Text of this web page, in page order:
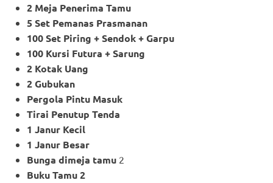
2 Meja Penerima Tamu
5 Set Pemanas Prasmanan
100 Set Piring + Sendok + Garpu
100 Kursi Futura + Sarung
2 Kotak Uang
2 Gubukan
Pergola Pintu Masuk
Tirai Penutup Tenda
1 Janur Kecil
1 Janur Besar
Bunga dimeja tamu 2
Buku Tamu 2